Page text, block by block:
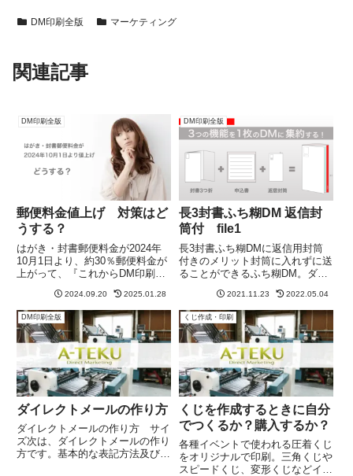
DM印刷全版 マーケティング
関連記事
DM印刷全版
郵便料金値上げ 対策はど
うする？
はがき・封書郵便料金が2024年
10月1日より、約30％郵便料金が
上がって、『これからDM印刷を
と思います。はがきサイズの値上
げ対策は通常はがきや圧着はがき
などのはがきは、郵便でサイズ最
小媒体のためこれ以上小さ...
2024.09.20 2025.01.28
DM印刷全版
長3封書ふち糊DM 返信封
筒付 file1
長3封書ふち糊DMに返信用封筒
付きのメリット封筒に入れずに送
ることができるふち糊DM。ダイ
筒を3つをドッキング！1、DM、
申込書、封筒を一括発注管理でき
る。2、3つの印刷代及び紙代、
版代が削減できる。3、封入作...
2021.11.23 2022.05.04
DM印刷全版
ダイレクトメールの作り方
ダイレクトメールの作り方 サイ
ズ次は、ダイレクトメールの作り
方です。基本的な表記方法及びサ
くじ作成・印刷
くじを作成するときに自分
でつくるか？購入するか？
各種イベントで使われる圧着くじ
をオリジナルで印刷。三角くじや
スピードくじ、変形くじなどイベ